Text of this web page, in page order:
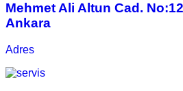
Mehmet Ali Altun Cad.
Ankara
Adres